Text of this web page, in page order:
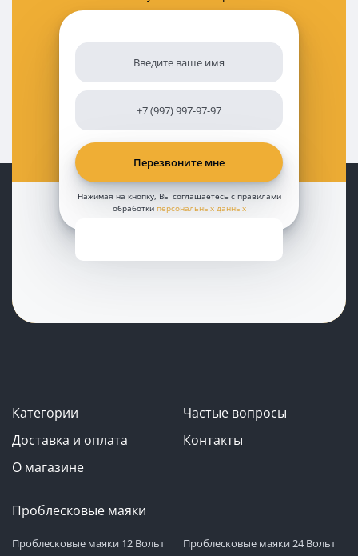
Нажимая на кнопку, Вы соглашаетесь с правилами
обработки персональных данных
Категории
Частые вопросы
Доставка и оплата
Контакты
О магазине
Проблесковые маяки
Проблесковые маяки 12 Вольт
Проблесковые маяки 24 Вольт